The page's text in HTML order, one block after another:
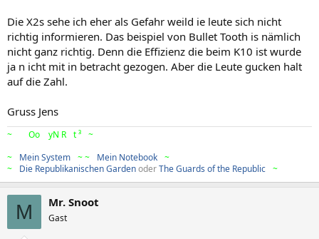
Die X2s sehe ich eher als Gefahr weild ie leute sich nicht
richtig informieren. Das beispiel von Bullet Tooth is nämlich
nicht ganz richtig. Denn die Effizienz die beim K10 ist wurde
ja n icht mit in betracht gezogen. Aber die Leute gucken halt
auf die Zahl.
Gruss Jens
~ Oo yN R t ³ ~
~
Mein System ~~ Mein Notebook ~
~
Die Republikanischen GardenoderThe Guards of the Republic ~
M Mr. Snoot
Gast